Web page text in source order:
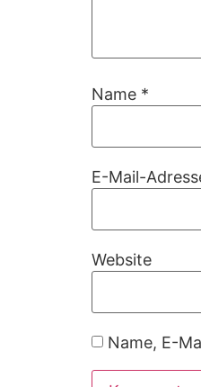
Name *
E-Mail-
Website
Name, E-